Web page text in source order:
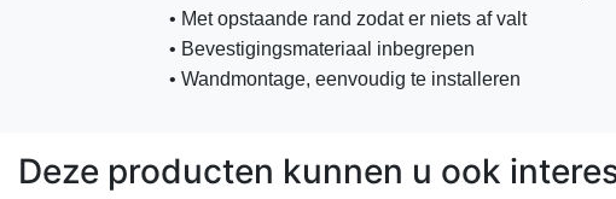
• Met opstaande rand zodat er niets af valt
• Bevestigingsmateriaal inbegrepen
• Wandmontage, eenvoudig te installeren
Deze producten kunnen u ook